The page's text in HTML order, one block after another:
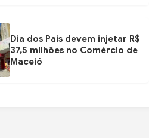
Dia dos Pais devem injetar R$
37,5 milhões no Comércio de
Maceió